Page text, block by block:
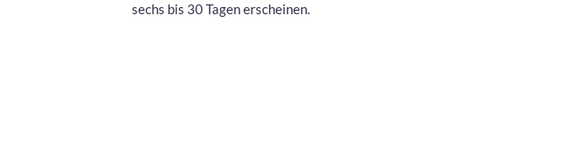
sechs bis 30 Tagen erscheinen.